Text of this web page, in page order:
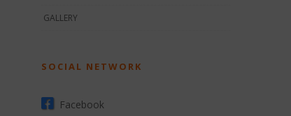
GALLERY
SOCIAL NETWORK
Facebook